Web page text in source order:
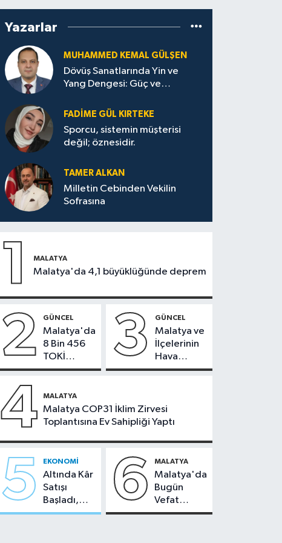
Yazarlar
MUHAMMED KEMAL GÜLŞEN
Dövüş Sanatlarında Yin ve
Yang Dengesi: Güç ve
FADIME GÜL KIRTEKE
Sporcu, sistemin müşterisi
değil; öznesidir.
TAMER ALKAN
Milletin Cebinden Vekilin
Sofrasına
1 MALATYA
Malatya'da 4,1 büyüklüğünde deprem
2 GÜNCEL
Malatya'da
8 Bin 456
TOKİ
Konutunun
Bugün
Çekiliyor
3 GÜNCEL
Malatya ve
İlçelerinin
Hava
Durumu -
2026
4 MALATYA
Malatya COP31 İklim Zirvesi
Toplantısına Ev Sahipliği Yaptı
5 EKONOMI
Altında Kâr
Satışı
Başladı,
Malatya'da
6 MALATYA
Malatya'da
Bugün
Vefat
Edenler -